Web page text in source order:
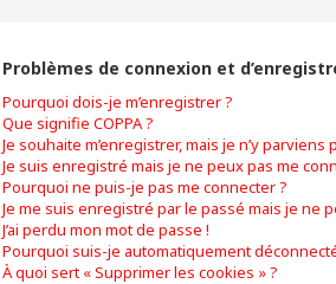
Problèmes de connexion et
Pourquoi dois-je m’enregistrer ?
Que signifie COPPA ?
Je souhaite m’enregistrer, mais je n’y parviens
Je suis enregistré mais je ne peux pas me
Pourquoi ne puis-je pas me connecter ?
Je me suis enregistré par le passé mais je ne
J’ai perdu mon mot de passe !
Pourquoi suis-je automatiquement
À quoi sert « Supprimer les cookies » ?